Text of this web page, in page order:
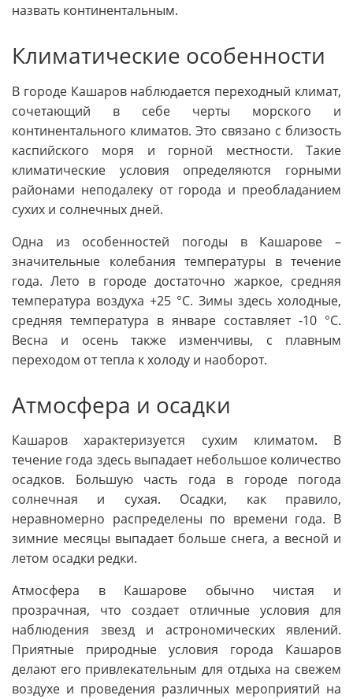
назвать континентальным.
Климатические особенности
В городе Кашаров наблюдается переходный климат,
сочетающий в себе черты морского и
континентального климатов. Это связано с близость
каспийского моря и горной местности. Такие
климатические условия определяются горными
районами неподалеку от города и преобладанием
сухих и солнечных дней.
Одна из особенностей погоды в Кашарове –
значительные колебания температуры в течение
года. Лето в городе достаточно жаркое, средняя
температура воздуха +25 °C. Зимы здесь холодные,
средняя температура в январе составляет -10 °C.
Весна и осень также изменчивы, с плавным
переходом от тепла к холоду и наоборот.
Атмосфера и осадки
Кашаров характеризуется сухим климатом. В
течение года здесь выпадает небольшое количество
осадков. Большую часть года в городе погода
солнечная и сухая. Осадки, как правило,
неравномерно распределены по времени года. В
зимние месяцы выпадает больше снега, а весной и
летом осадки редки.
Атмосфера в Кашарове обычно чистая и
прозрачная, что создает отличные условия для
наблюдения звезд и астрономических явлений.
Приятные природные условия города Кашаров
делают его привлекательным для отдыха на свежем
воздухе и проведения различных мероприятий на